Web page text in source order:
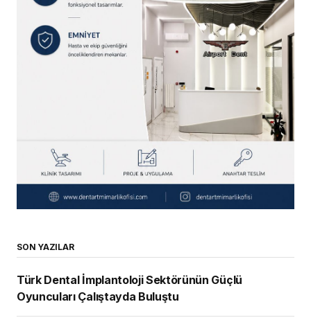
SON YAZILAR
Türk Dental İmplantoloji Sektörünün Güçlü
Oyuncuları Çalıştayda Buluştu